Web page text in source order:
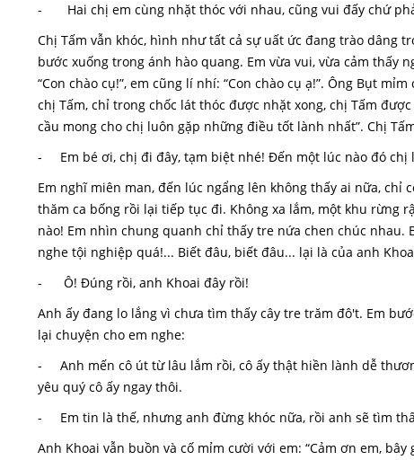
- Hai chị em cùng nhặt thóc với nhau, cũng vui đấy chứ
Chị Tấm vẫn khóc, hình như tất cả sự uất ức đang trào dâng
bước xuống trong ánh hào quang. Em vừa vui, vừa cảm thấy
“Con chào cụ!”, em cũng lí nhí: “Con chào cụ ạ!”. Ông Bụt
chị Tấm, chỉ trong chốc lát thóc được nhặt xong, chị Tấm
cầu mong cho chị luôn gặp những điều tốt lành nhất”. Chị
- Em bé ơi, chị đi đây, tạm biệt nhé! Đến một lúc nào đó chị
Em nghĩ miên man, đến lúc ngẩng lên không thấy ai nữa,
thăm ca bống rồi lại tiếp tục đi. Không xa lắm, một khu rừng
nào! Em nhìn chung quanh chỉ thấy tre nứa chen chúc nhau.
nghe tội nghiệp quá!... Biết đâu, biết đâu... lại là của anh
- Ô! Đúng rồi, anh Khoai đây rồi!
Anh ấy đang lo lắng vì chưa tìm thấy cây tre trăm đô't. Em
lại chuyện cho em nghe:
- Anh mến cô út từ lâu lắm rồi, cô ấy thật hiền lành dễ
yêu quý cô ấy ngay thôi.
- Em tin là thế, nhưng anh đừng khóc nữa, rồi anh sẽ tìm
Anh Khoai vẫn buồn và cố mỉm cười với em: “Cảm ơn em,